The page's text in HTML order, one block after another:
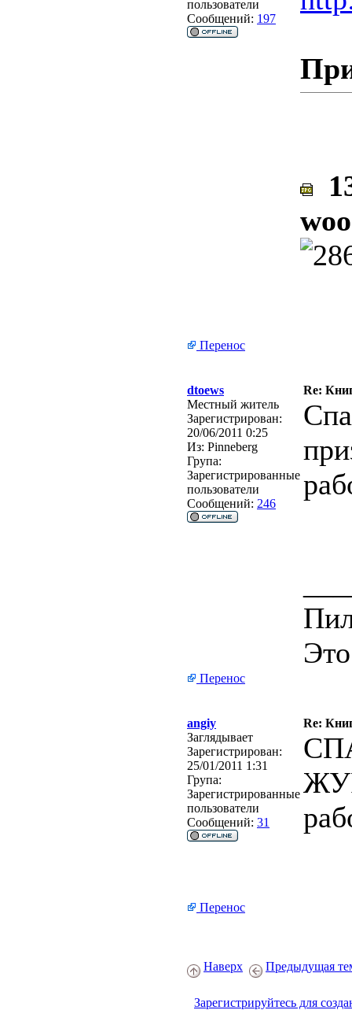
пользователи
Сообщений: 197
Перенос
dtoews
Re:
Местный житель
Зарегистрирован:
20/06/2011 0:25
Из: Pinneberg
Група:
Зарегистрированные
пользователи
Сообщений: 246
Перенос
angiy
Re:
Заглядывает
Зарегистрирован:
25/01/2011 1:31
Група:
Зарегистрированные
пользователи
Сообщений: 31
Перенос
Наверх Предыдущая
Зарегистрируйтесь для